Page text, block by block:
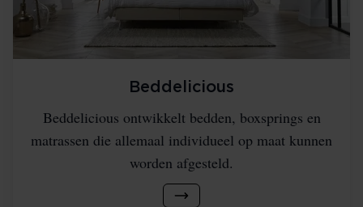
Beddelicious
Beddelicious ontwikkelt bedden, boxsprings en
matrassen die allemaal individueel op maat kunnen
worden afgesteld.